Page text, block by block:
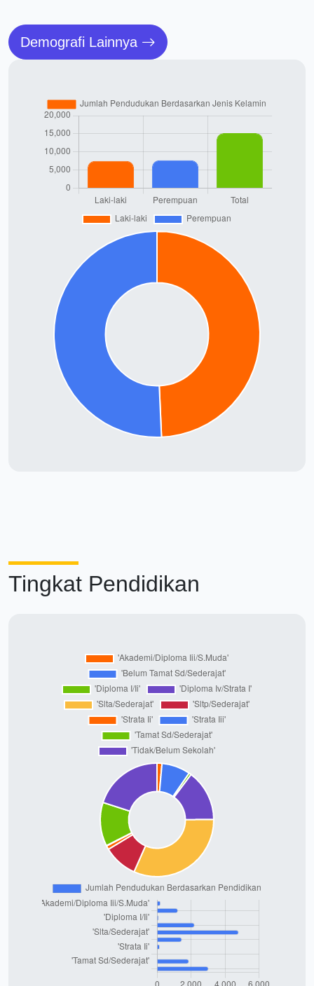
Demografi Lainnya
Tingkat Pendidikan